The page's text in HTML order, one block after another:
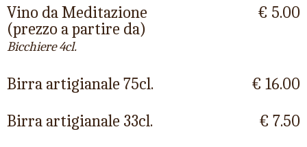
Vino da Meditazione
(prezzo a partire da)
Bicchiere 4cl.
€ 5.00
Birra artigianale 75cl.
€ 16.00
Birra artigianale 33cl.
€ 7.50